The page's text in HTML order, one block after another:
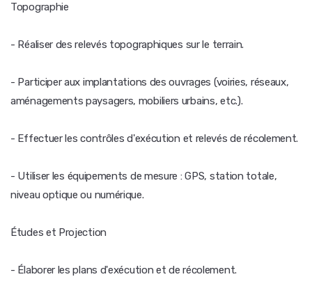
Topographie
- Réaliser des relevés topographiques sur le terrain.
- Participer aux implantations des ouvrages (voiries, réseaux,
aménagements paysagers, mobiliers urbains, etc.).
- Effectuer les contrôles d'exécution et relevés de récolement.
- Utiliser les équipements de mesure : GPS, station totale,
niveau optique ou numérique.
Études et Projection
- Élaborer les plans d'exécution et de récolement.